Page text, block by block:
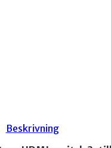
Beskrivning